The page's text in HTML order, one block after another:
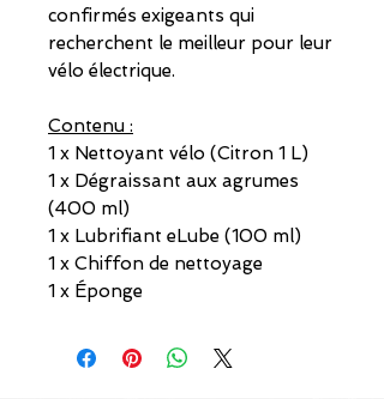
confirmés exigeants qui
recherchent le meilleur pour leur
vélo électrique.
Contenu :
1 x Nettoyant vélo (Citron 1 L)
1 x Dégraissant aux agrumes
(400 ml)
1 x Lubrifiant eLube (100 ml)
1 x Chiffon de nettoyage
1 x Éponge